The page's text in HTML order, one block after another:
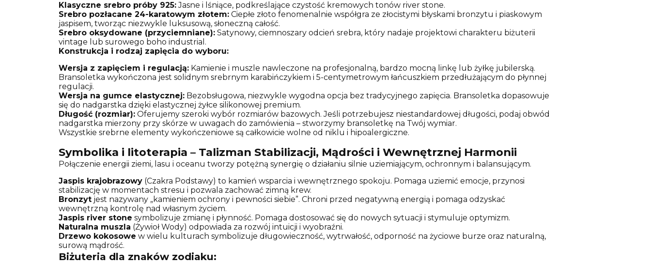
Klasyczne srebro próby 925:Jasne i lśniące, podkreślające czystość kremowych tonów river stone.
Srebro pozłacane 24-karatowym złotem: Ciepłe złoto fenomenalnie współgra ze złocistymi błyskami bronzytu i piaskowym
jaspisem, tworząc niezwykle luksusową, słoneczną całość.
Srebro oksydowane (przyciemniane): Satynowy, ciemnoszary odcień srebra, który nadaje projektowi charakteru biżuterii
vintage lub surowego boho industrial.
Konstrukcja i rodzaj zapięcia do wyboru:
Wersja z zapięciem i regulacją: Kamienie i muszle nawleczone na profesjonalną, bardzo mocną linkę lub żyłkę jubilerską.
Bransoletka wykończona jest solidnym srebrnym karabińczykiem i 5-centymetrowym łańcuszkiem przedłużającym do płynnej
regulacji.
Wersja na gumce elastycznej: Bezobsługowa, niezwykle wygodna opcja bez tradycyjnego zapięcia. Bransoletka dopasowuje
się do nadgarstka dzięki elastycznej żyłce silikonowej premium.
Długość (rozmiar): Oferujemy szeroki wybór rozmiarów bazowych. Jeśli potrzebujesz niestandardowej długości, podaj obwód
nadgarstka mierzony przy skórze w uwagach do zamówienia – stworzymy bransoletkę na Twój wymiar.
Wszystkie srebrne elementy wykończeniowe są całkowicie wolne od niklu i hipoalergiczne.
Symbolika i litoterapia – Talizman Stabilizacji, Mądrości i Wewnętrznej Harmonii
Połączenie energii ziemi, lasu i oceanu tworzy potężną synergię o działaniu silnie uziemiającym, ochronnym i balansującym.
Jaspis krajobrazowy (Czakra Podstawy) to kamień wsparcia i wewnętrznego spokoju. Pomaga uziemić emocje, przynosi
stabilizację w momentach stresu i pozwala zachować zimną krew.
Bronzyt jest nazywany „kamieniem ochrony i pewności siebie”. Chroni przed negatywną energią i pomaga odzyskać
wewnętrzną kontrolę nad własnym życiem.
Jaspis river stone symbolizuje zmianę i płynność. Pomaga dostosować się do nowych sytuacji i stymuluje optymizm.
Naturalna muszla (Żywioł Wody) odpowiada za rozwój intuicji i wyobraźni.
Drzewo kokosowe w wielu kulturach symbolizuje długowieczność, wytrwałość, odporność na życiowe burze oraz naturalną,
surową mądrość.
Biżuteria dla znaków zodiaku: